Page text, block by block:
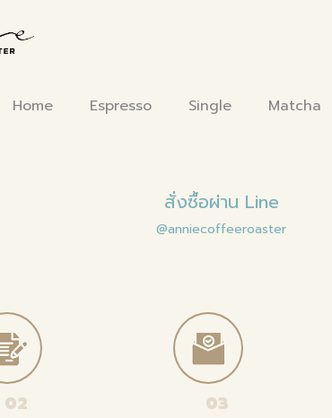
Home Espresso Single Matcha
สั่งซื้อผ่าน Line
@anniecoffeeroaster
02 03